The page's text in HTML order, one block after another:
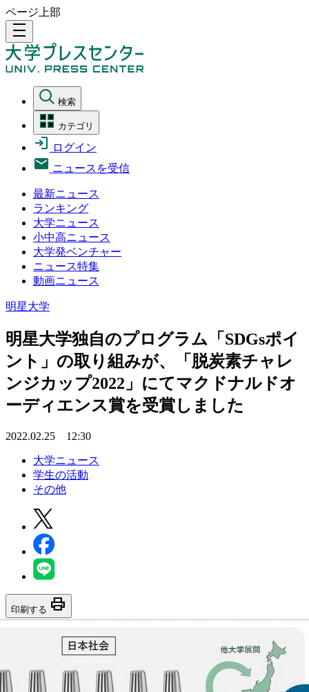
ページ上部
density_medium
検索
カテゴリ
ログイン
ニュースを受信
最新ニュース
ランキング
大学ニュース
小中高ニュース
大学発ベンチャー
ニュース特集
動画ニュース
明星大学
明星大学独自のプログラム「SDGsポイ
ント」の取り組みが、「脱炭素チャレ
ンジカップ2022」にてマクドナルドオ
ーディエンス賞を受賞しました
2022.02.25 12:30
大学ニュース
学生の活動
その他
印刷する print